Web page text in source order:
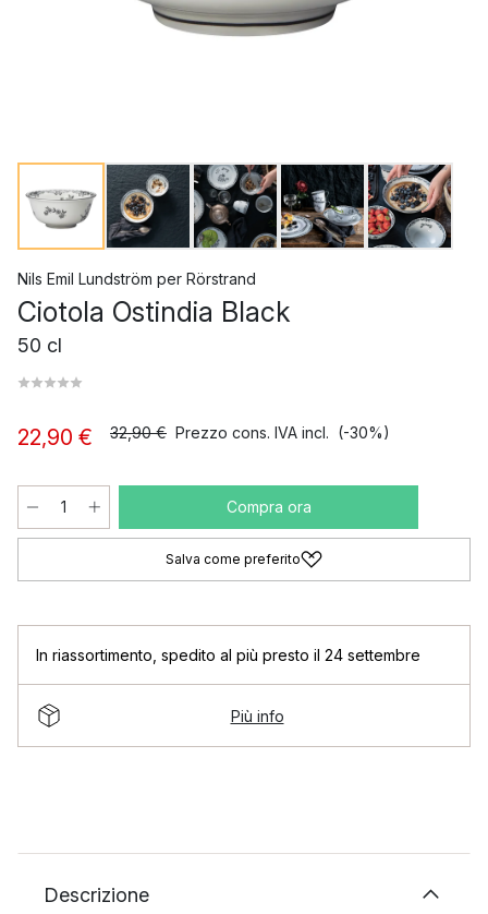
Nils Emil Lundström per Rörstrand
Ciotola Ostindia Black
50 cl
22,90 € 32,90 € Prezzo cons. IVA incl. (-30%)
Compra ora
Salva come preferito
In riassortimento spedito al più presto il 24 settembre
Più info
Descrizione